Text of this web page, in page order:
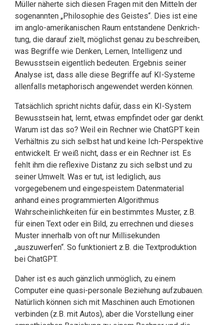
Müller näherte sich diesen Fragen mit den Mitteln der
sogenannten „Philoso­phie des Geistes“. Dies ist eine
im anglo-amerikanischen Raum entstandene Denkrich­
tung, die darauf zielt, möglichst genau zu beschreiben,
was Begriffe wie Den­ken, Ler­nen, Intelligenz und
Bewusstsein eigentlich bedeuten. Ergebnis seiner
Analyse ist, dass alle diese Begriffe auf KI-Systeme
allenfalls metaphorisch angewendet werden können.
Tatsächlich spricht nichts dafür, dass ein KI-System
Bewusstsein hat, lernt, etwas em­pfindet oder gar denkt.
Warum ist das so? Weil ein Rechner wie ChatGPT kein
Verhält­nis zu sich selbst hat und keine Ich-Perspektive
entwickelt. Er weiß nicht, dass er ein Rechner ist. Es
fehlt ihm die reflexive Distanz zu sich selbst und zu
seiner Umwelt. Was er tut, ist lediglich, aus
vorgegebenem und eingespeistem Datenmaterial
anhand eines programmierten Algorithmus
Wahrscheinlichkeiten für ein bestimmtes Muster, z.B.
für einen Text oder ein Bild, zu errechnen und dieses
Muster innerhalb von oft nur Milli­sekunden
„auszuwerfen“. So funktioniert z.B. die Textproduktion
bei ChatGPT.
Daher ist es auch gänzlich unmöglich, zu einem
Computer eine quasi-personale Beziehung aufzubauen.
Natürlich können sich mit Maschinen auch Emotionen
verbinden (z.B. mit Autos), aber die Vorstellung einer